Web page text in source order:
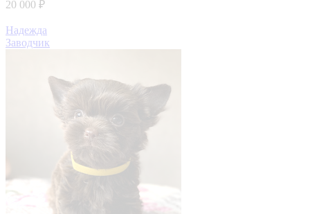
20 000 ₽
Надежда
Заводчик